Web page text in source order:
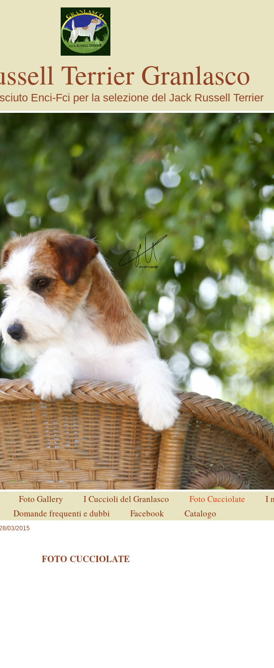
Terrier Granlasco
Enci-Fci per la selezione del Jack Russell Terrier
Foto Gallery I Cuccioli del Granlasco Foto Cucciolate I
Domande frequenti e dubbi Facebook Catalogo
03/2015
FOTO CUCCIOLATE